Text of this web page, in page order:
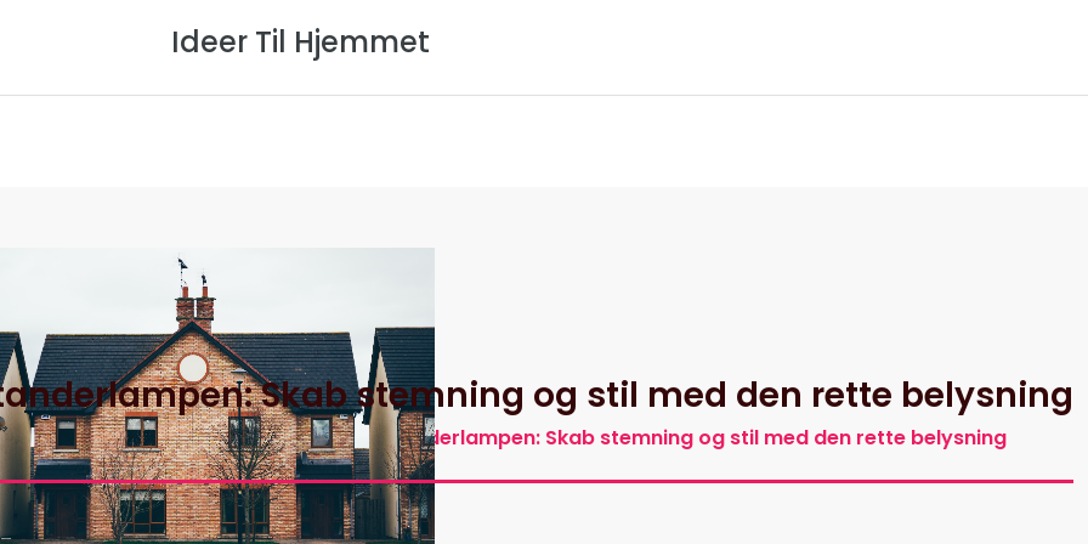
Ideer Til Hjemmet
Skab stemning og stil med den rette belysning
Hjem>Ideer Til Hjemmets Artikler > Standerlampen: Skab stemning og stil med den rette belysning